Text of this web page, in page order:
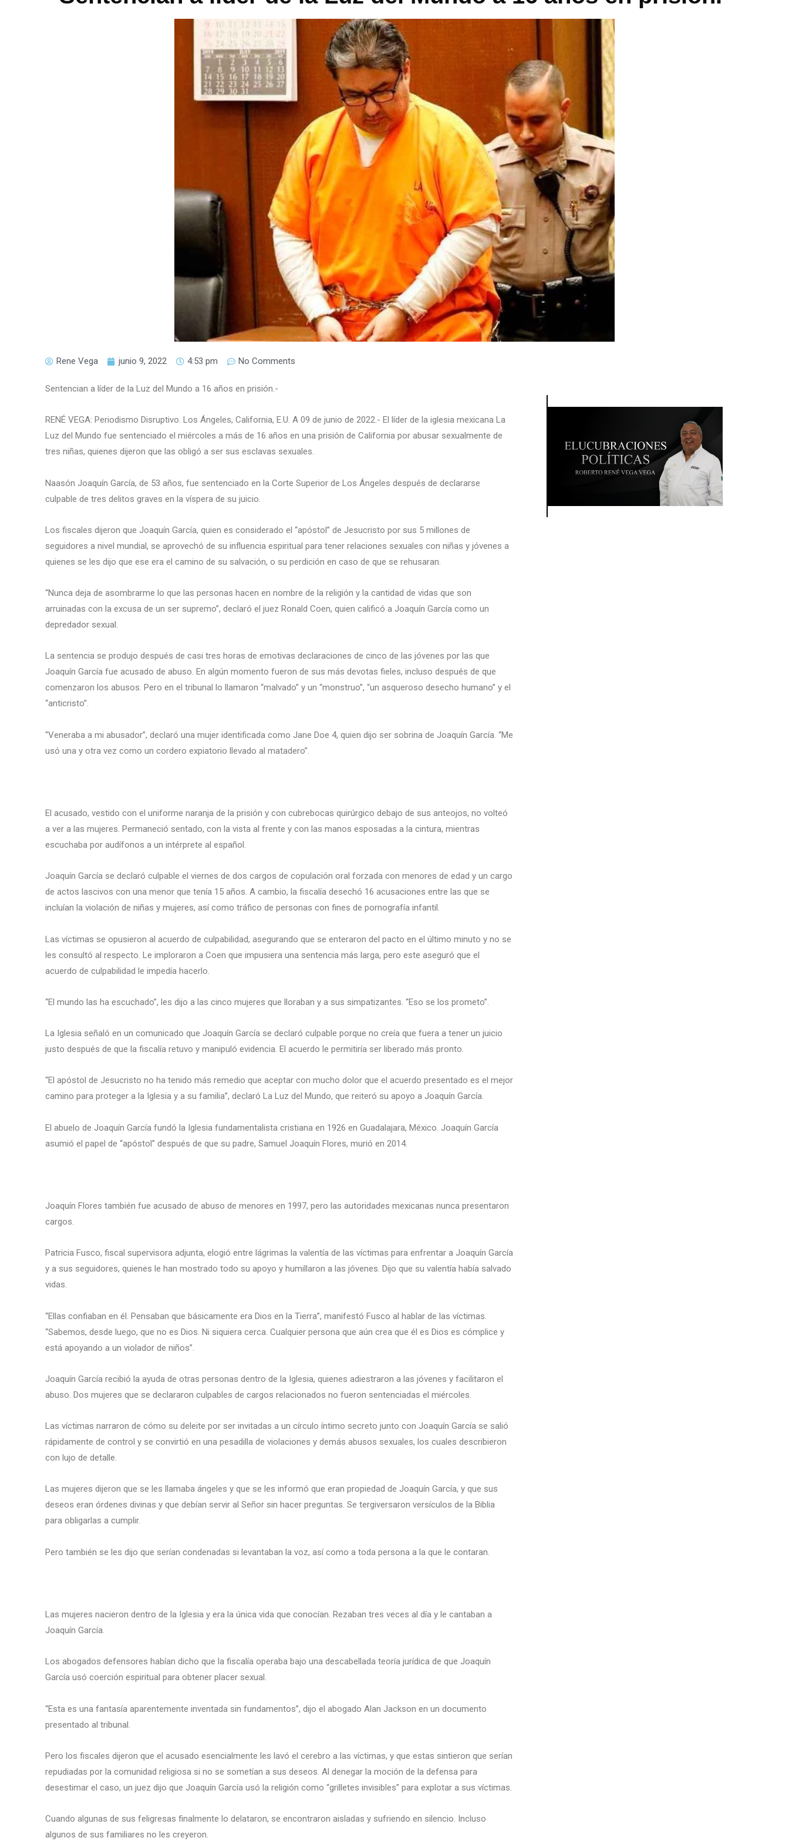
Rene Vega junio 9, 2022 4:53 pm No Comments
Sentencian a líder de la Luz del Mundo a 16 años en prisión.-
RENÉ VEGA: Periodismo Disruptivo. Los Ángeles, California, E.U. A 09 de junio de 2022.- El líder de la iglesia mexicana La
Luz del Mundo fue sentenciado el miércoles a más de 16 años en una prisión de California por abusar sexualmente de
tres niñas, quienes dijeron que las obligó a ser sus esclavas sexuales.
Naasón Joaquín García, de 53 años, fue sentenciado en la Corte Superior de Los Ángeles después de declararse
culpable de tres delitos graves en la víspera de su juicio.
Los fiscales dijeron que Joaquín García, quien es considerado el “apóstol” de Jesucristo por sus 5 millones de
seguidores a nivel mundial, se aprovechó de su influencia espiritual para tener relaciones sexuales con niñas y jóvenes a
quienes se les dijo que ese era el camino de su salvación, o su perdición en caso de que se rehusaran.
“Nunca deja de asombrarme lo que las personas hacen en nombre de la religión y la cantidad de vidas que son
arruinadas con la excusa de un ser supremo”, declaró el juez Ronald Coen, quien calificó a Joaquín García como un
depredador sexual.
La sentencia se produjo después de casi tres horas de emotivas declaraciones de cinco de las jóvenes por las que
Joaquín García fue acusado de abuso. En algún momento fueron de sus más devotas fieles, incluso después de que
comenzaron los abusos. Pero en el tribunal lo llamaron “malvado” y un “monstruo”, “un asqueroso desecho humano” y el
“anticristo”.
“Veneraba a mi abusador”, declaró una mujer identificada como Jane Doe 4, quien dijo ser sobrina de Joaquín García. “Me
usó una y otra vez como un cordero expiatorio llevado al matadero”.
El acusado, vestido con el uniforme naranja de la prisión y con cubrebocas quirúrgico debajo de sus anteojos, no volteó
a ver a las mujeres. Permaneció sentado, con la vista al frente y con las manos esposadas a la cintura, mientras
escuchaba por audífonos a un intérprete al español.
Joaquín García se declaró culpable el viernes de dos cargos de copulación oral forzada con menores de edad y un cargo
de actos lascivos con una menor que tenía 15 años. A cambio, la fiscalía desechó 16 acusaciones entre las que se
incluían la violación de niñas y mujeres, así como tráfico de personas con fines de pornografía infantil.
Las víctimas se opusieron al acuerdo de culpabilidad, asegurando que se enteraron del pacto en el último minuto y no se
les consultó al respecto. Le imploraron a Coen que impusiera una sentencia más larga, pero este aseguró que el
acuerdo de culpabilidad le impedía hacerlo.
“El mundo las ha escuchado”, les dijo a las cinco mujeres que lloraban y a sus simpatizantes. “Eso se los prometo”.
La Iglesia señaló en un comunicado que Joaquín García se declaró culpable porque no creía que fuera a tener un juicio
justo después de que la fiscalía retuvo y manipuló evidencia. El acuerdo le permitiría ser liberado más pronto.
“El apóstol de Jesucristo no ha tenido más remedio que aceptar con mucho dolor que el acuerdo presentado es el mejor
camino para proteger a la Iglesia y a su familia”, declaró La Luz del Mundo, que reiteró su apoyo a Joaquín García.
El abuelo de Joaquín García fundó la Iglesia fundamentalista cristiana en 1926 en Guadalajara, México. Joaquín García
asumió el papel de “apóstol” después de que su padre, Samuel Joaquín Flores, murió en 2014.
Joaquín Flores también fue acusado de abuso de menores en 1997, pero las autoridades mexicanas nunca presentaron
cargos.
Patricia Fusco, fiscal supervisora adjunta, elogió entre lágrimas la valentía de las víctimas para enfrentar a Joaquín García
y a sus seguidores, quienes le han mostrado todo su apoyo y humillaron a las jóvenes. Dijo que su valentía había salvado
vidas.
“Ellas confiaban en él. Pensaban que básicamente era Dios en la Tierra”, manifestó Fusco al hablar de las víctimas.
“Sabemos, desde luego, que no es Dios. Ni siquiera cerca. Cualquier persona que aún crea que él es Dios es cómplice y
está apoyando a un violador de niños”.
Joaquín García recibió la ayuda de otras personas dentro de la Iglesia, quienes adiestraron a las jóvenes y facilitaron el
abuso. Dos mujeres que se declararon culpables de cargos relacionados no fueron sentenciadas el miércoles.
Las víctimas narraron de cómo su deleite por ser invitadas a un círculo íntimo secreto junto con Joaquín García se salió
rápidamente de control y se convirtió en una pesadilla de violaciones y demás abusos sexuales, los cuales describieron
con lujo de detalle.
Las mujeres dijeron que se les llamaba ángeles y que se les informó que eran propiedad de Joaquín García, y que sus
deseos eran órdenes divinas y que debían servir al Señor sin hacer preguntas. Se tergiversaron versículos de la Biblia
para obligarlas a cumplir.
Pero también se les dijo que serían condenadas si levantaban la voz, así como a toda persona a la que le contaran.
Las mujeres nacieron dentro de la Iglesia y era la única vida que conocían. Rezaban tres veces al día y le cantaban a
Joaquín García.
Los abogados defensores habían dicho que la fiscalía operaba bajo una descabellada teoría jurídica de que Joaquín
García usó coerción espiritual para obtener placer sexual.
“Esta es una fantasía aparentemente inventada sin fundamentos”, dijo el abogado Alan Jackson en un documento
presentado al tribunal.
Pero los fiscales dijeron que el acusado esencialmente les lavó el cerebro a las víctimas, y que estas sintieron que serían
repudiadas por la comunidad religiosa si no se sometían a sus deseos. Al denegar la moción de la defensa para
desestimar el caso, un juez dijo que Joaquín García usó la religión como “grilletes invisibles” para explotar a sus víctimas.
Cuando algunas de sus feligresas finalmente lo delataron, se encontraron aisladas y sufriendo en silencio. Incluso
algunos de sus familiares no les creyeron.